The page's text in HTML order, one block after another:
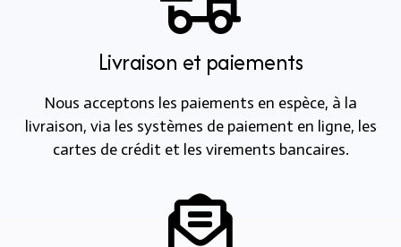
Livraison et paiements
Nous acceptons les paiements en espèce, à la
livraison, via les systèmes de paiement en ligne, les
cartes de crédit et les virements bancaires.